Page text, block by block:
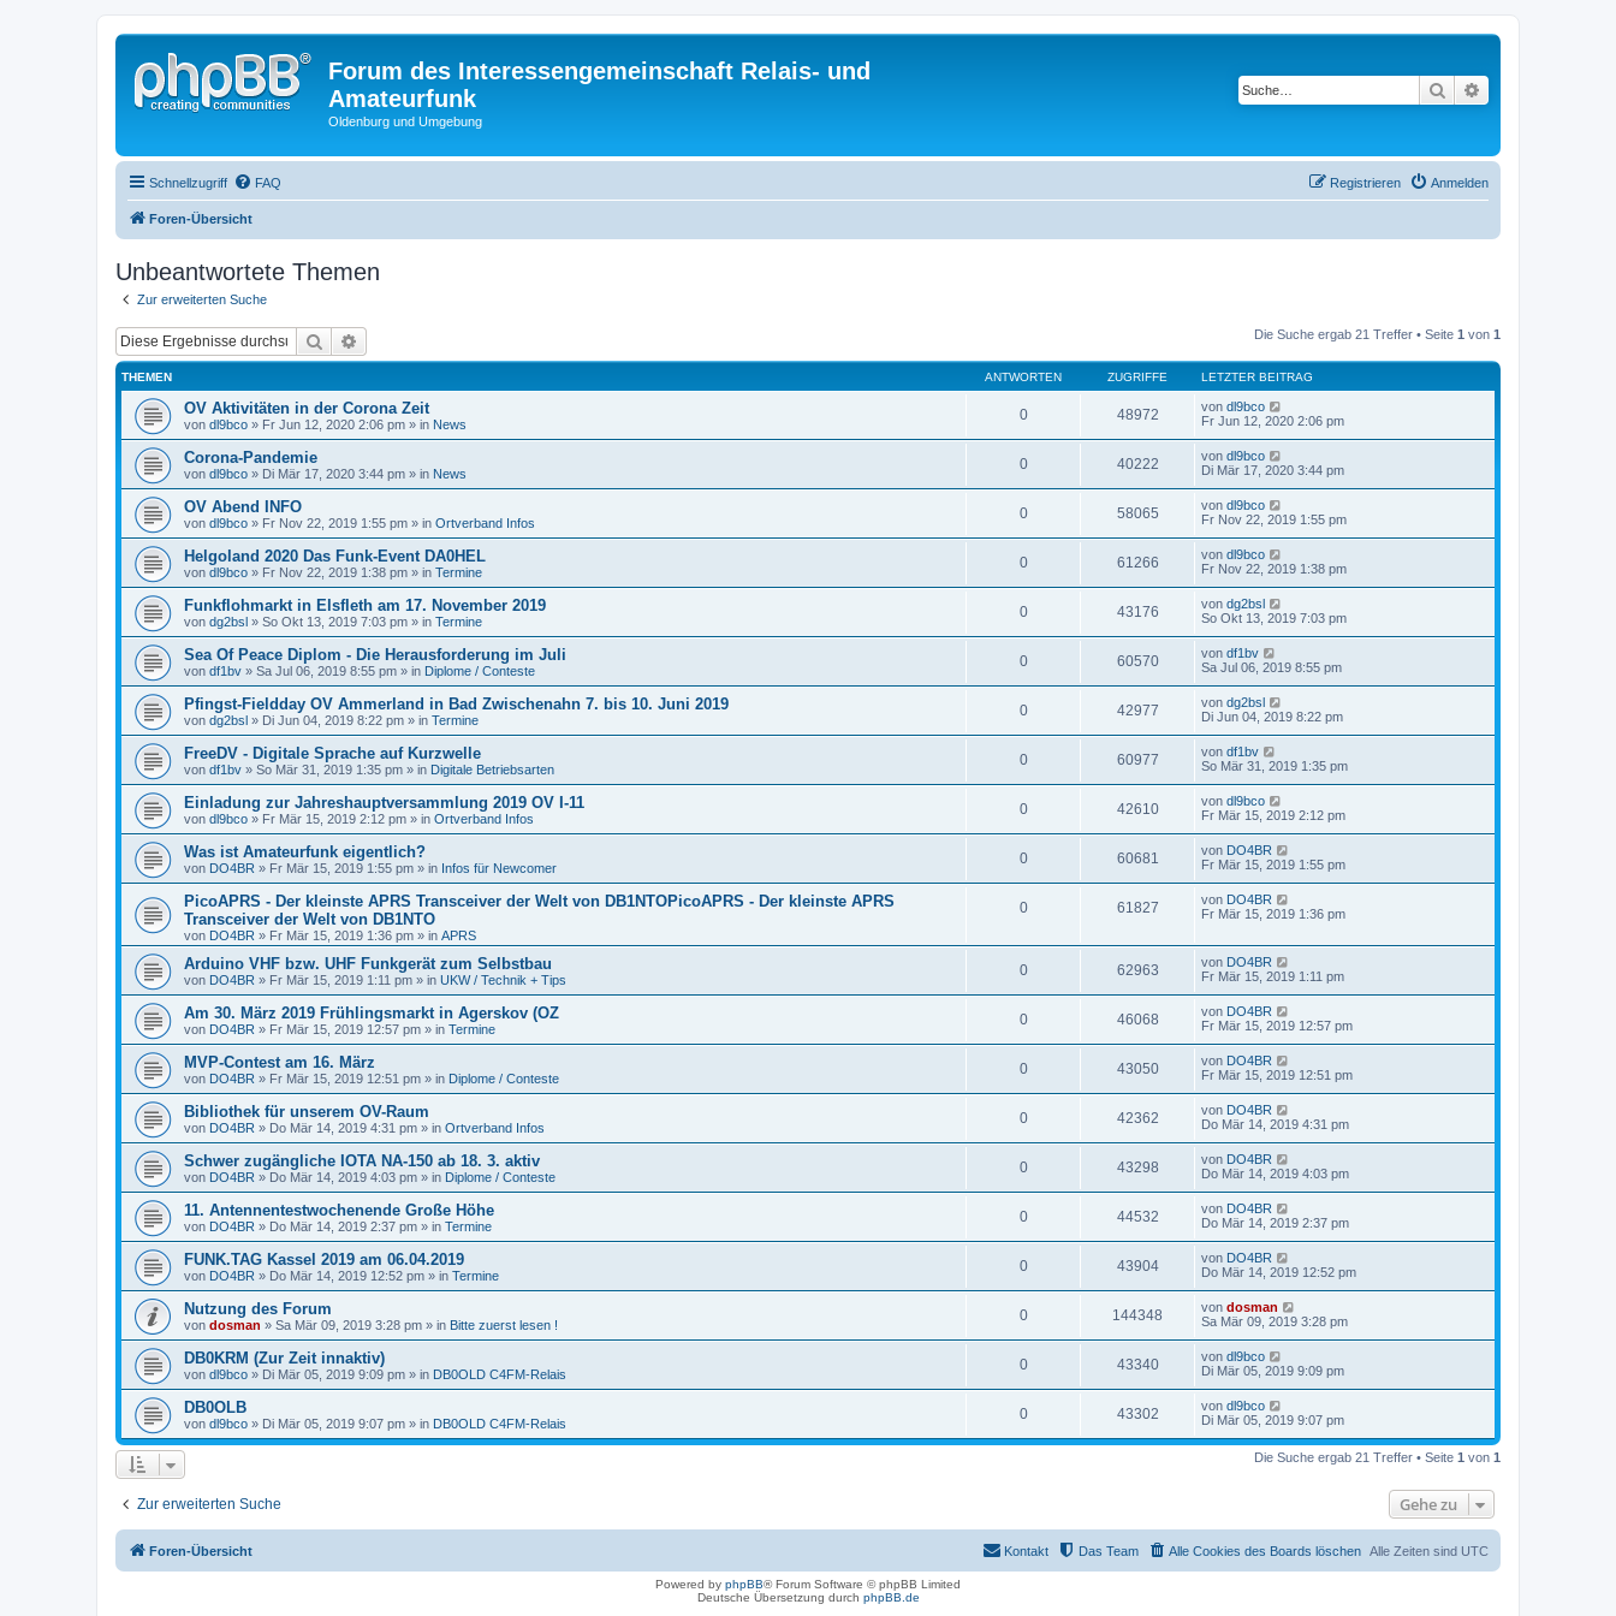
Forum des Interessengemeinschaft Relais- und
Amateurfunk
Oldenburg und Umgebung
Suche
Schnellzugriff FAQ Anmelden
Registrieren
Foren-Übersicht
Unbeantwortete Themen
Zur erweiterten Suche
Suche Die Suche ergab 21 Treffer • Seite 1 von 1
THEMEN ANTWORTEN ZUGRIFFE LETZTER BEITRAG
OV Aktivitäten in der Corona Zeit
von dl9bco » Fr Jun 12, 2020 2:06 pm » in News
0 48972 von dl9bco
Fr Jun 12, 2020 2:06 pm
Corona-Pandemie
von dl9bco » Di Mär 17, 2020 3:44 pm » in News
0 40222 von dl9bco
Di Mär 17, 2020 3:44 pm
OV Abend INFO
von dl9bco » Fr Nov 22, 2019 1:55 pm » in Ortverband Infos
0 58065 von dl9bco
Fr Nov 22, 2019 1:55 pm
Helgoland 2020 Das Funk-Event DA0HEL
von dl9bco » Fr Nov 22, 2019 1:38 pm » in Termine
0 61266 von dl9bco
Fr Nov 22, 2019 1:38 pm
Funkflohmarkt in Elsfleth am 17. November 2019
von dg2bsl » So Okt 13, 2019 7:03 pm » in Termine
0 43176 von dg2bsl
So Okt 13, 2019 7:03 pm
Sea Of Peace Diplom - Die Herausforderung im Juli
von df1bv » Sa Jul 06, 2019 8:55 pm » in Diplome / Conteste
0 60570 von df1bv
Sa Jul 06, 2019 8:55 pm
Pfingst-Fieldday OV Ammerland in Bad Zwischenahn 7. bis 10. Juni 2019
von dg2bsl » Di Jun 04, 2019 8:22 pm » in Termine
0 42977 von dg2bsl
Di Jun 04, 2019 8:22 pm
FreeDV - Digitale Sprache auf Kurzwelle
von df1bv » So Mär 31, 2019 1:35 pm » in Digitale Betriebsarten
0 60977 von df1bv
So Mär 31, 2019 1:35 pm
Einladung zur Jahreshauptversammlung 2019 OV I-11
von dl9bco » Fr Mär 15, 2019 2:12 pm » in Ortverband Infos
0 42610 von dl9bco
Fr Mär 15, 2019 2:12 pm
Was ist Amateurfunk eigentlich?
von DO4BR » Fr Mär 15, 2019 1:55 pm » in Infos für Newcomer
0 60681 von DO4BR
Fr Mär 15, 2019 1:55 pm
PicoAPRS - Der kleinste APRS Transceiver der Welt von DB1NTOPicoAPRS - Der kleinste APRS
Transceiver der Welt von DB1NTO
von DO4BR » Fr Mär 15, 2019 1:36 pm » in APRS
0 61827 von DO4BR
Fr Mär 15, 2019 1:36 pm
Arduino VHF bzw. UHF Funkgerät zum Selbstbau
von DO4BR » Fr Mär 15, 2019 1:11 pm » in UKW / Technik + Tips
0 62963 von DO4BR
Fr Mär 15, 2019 1:11 pm
Am 30. März 2019 Frühlingsmarkt in Agerskov (OZ
von DO4BR » Fr Mär 15, 2019 12:57 pm » in Termine
0 46068 von DO4BR
Fr Mär 15, 2019 12:57 pm
MVP-Contest am 16. März
von DO4BR » Fr Mär 15, 2019 12:51 pm » in Diplome / Conteste
0 43050 von DO4BR
Fr Mär 15, 2019 12:51 pm
Bibliothek für unserem OV-Raum
von DO4BR » Do Mär 14, 2019 4:31 pm » in Ortverband Infos
0 42362 von DO4BR
Do Mär 14, 2019 4:31 pm
Schwer zugängliche IOTA NA-150 ab 18. 3. aktiv
von DO4BR » Do Mär 14, 2019 4:03 pm » in Diplome / Conteste
0 43298 von DO4BR
Do Mär 14, 2019 4:03 pm
11. Antennentestwochenende Große Höhe
von DO4BR » Do Mär 14, 2019 2:37 pm » in Termine
0 44532 von DO4BR
Do Mär 14, 2019 2:37 pm
FUNK.TAG Kassel 2019 am 06.04.2019
von DO4BR » Do Mär 14, 2019 12:52 pm » in Termine
0 43904 von DO4BR
Do Mär 14, 2019 12:52 pm
Nutzung des Forum
von dosman » Sa Mär 09, 2019 3:28 pm » in Bitte zuerst lesen !
0 144348 von dosman
Sa Mär 09, 2019 3:28 pm
DB0KRM (Zur Zeit innaktiv)
von dl9bco » Di Mär 05, 2019 9:09 pm » in DB0OLD C4FM-Relais
0 43340 von dl9bco
Di Mär 05, 2019 9:09 pm
DB0OLB
von dl9bco » Di Mär 05, 2019 9:07 pm » in DB0OLD C4FM-Relais
0 43302 von dl9bco
Di Mär 05, 2019 9:07 pm
Die Suche ergab 21 Treffer • Seite 1 von 1
Zur erweiterten Suche Gehe zu
Foren-Übersicht Alle Zeiten sind UTC
Alle Cookies des Boards löschen
Das Team
Kontakt
Powered by phpBB® Forum Software © phpBB Limited
Deutsche Übersetzung durch phpBB.de